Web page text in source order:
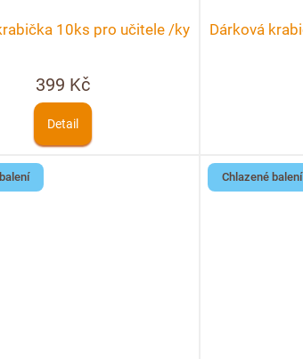
10ks pro učitele /ky
399 Kč
Detail
Dárková
Chlazené balení